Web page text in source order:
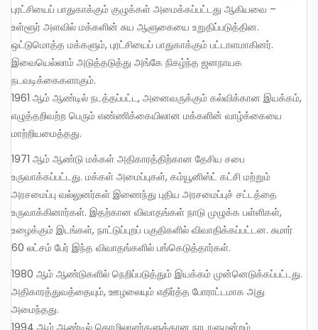
புரட்சியைப் பாதுகாக்கும் குழுக்கள் அமைக்கப்பட்டது ஆகியவை –
உள்ளூர் அளவில் மக்களின் சுய ஆளுகையை உறுதிப்படுத்தின.
ஒட்டுமொத்த மக்களும், புரட்சியைப் பாதுகாக்கும் பட்டாளமாகினர்.
இவையெல்லாம் அடுத்தடுத்து அங்கே நிகழ்ந்த ஜனநாயக
நடவடிக்கைகளாகும்.
1961 ஆம் ஆண்டில் நடத்தப்பட்ட, அனைவருக்கும் கல்விக்கான இயக்கம்,
எழுத்தறிவற்ற பெரும் எண்ணிக்கையிலான மக்களின் வாழ்க்கையை
மாற்றியமைத்தது.
1971 ஆம் ஆண்டு மக்கள் அதிகாரத்திற்கான தேசிய சபை
உருவாக்கப்பட்டது. மக்கள் அமைப்புகள், கம்யூனிஸ்ட் கட்சி மற்றும்
அரசமைப்பு வல்லுனர்கள் இணைந்து புதிய அரசமைப்புச் சட்டத்தை
உருவாக்கினார்கள். இதற்கான விவாதங்கள் நாடு முழுக்க பள்ளிகள்,
உழைக்கும் இடங்கள், நாட்டுப்புறப் பகுதிகளில் விவாதிக்கப்பட்டன. சுமார்
60 லட்சம் பேர் இந்த விவாதங்களில் பங்கெடுத்தார்கள்.
1980 ஆம் ஆண்டுகளில் நெறிப்படுத்தும் இயக்கம் முன்னெடுக்கப்பட்டது.
அதிகாரத்துவத்தையும், ஊழலையும் எதிர்த்த போராட்டமாக அது
அமைந்தது.
1994 ஆம் ஆண்டில் தொழிலாளர்களுக்கான நாடாளுமன்றம்